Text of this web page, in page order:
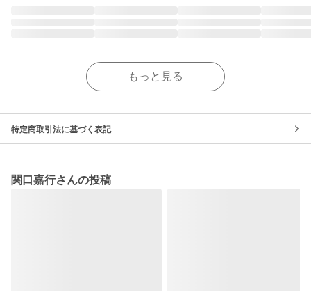
もっと見る
特定商取引法に基づく表記
関口嘉行さんの投稿